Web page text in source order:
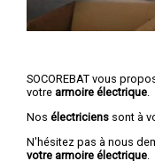
SOCOREBAT vous
votre armoire électrique.
Nos électriciens sont à
N'hésitez pas à nous
votre armoire électrique